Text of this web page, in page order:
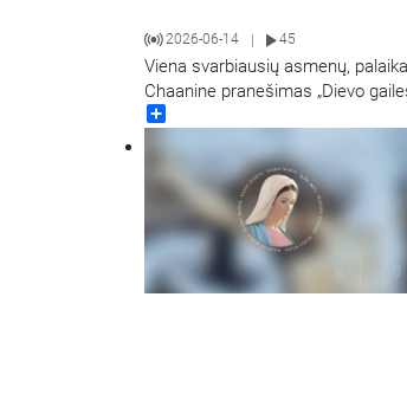
2026-06-14 45
Viena svarbiausių asmenų,
Chaanine pranešimas „Dievo
28:40